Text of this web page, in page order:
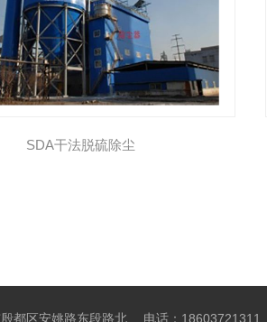
SDA干法脱硫除尘
都区安姚路东段路北 电话：18603721311